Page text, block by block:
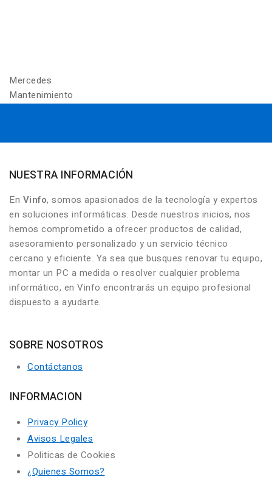
Mercedes
Mantenimiento
NUESTRA INFORMACIÓN
En Vinfo, somos apasionados de la tecnología y expertos
en soluciones informáticas. Desde nuestros inicios, nos
hemos comprometido a ofrecer productos de calidad,
asesoramiento personalizado y un servicio técnico
cercano y eficiente. Ya sea que busques renovar tu equipo,
montar un PC a medida o resolver cualquier problema
informático, en Vinfo encontrarás un equipo profesional
dispuesto a ayudarte.
SOBRE NOSOTROS
Contáctanos
INFORMACION
Privacy Policy
Avisos Legales
Politicas de Cookies
¿Quienes Somos?